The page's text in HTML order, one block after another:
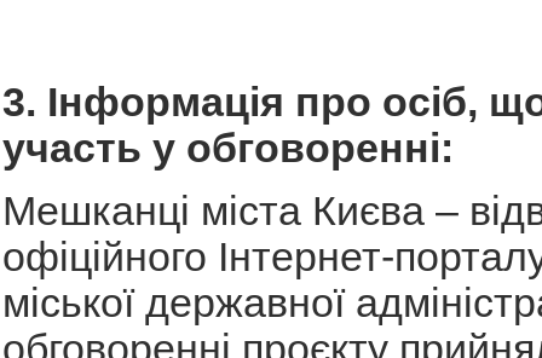
3. Інформація про осіб,
участь у обговоренні:
Мешканці міста Києва –
офіційного Інтернет-
міської державної
обговоренні проєкту